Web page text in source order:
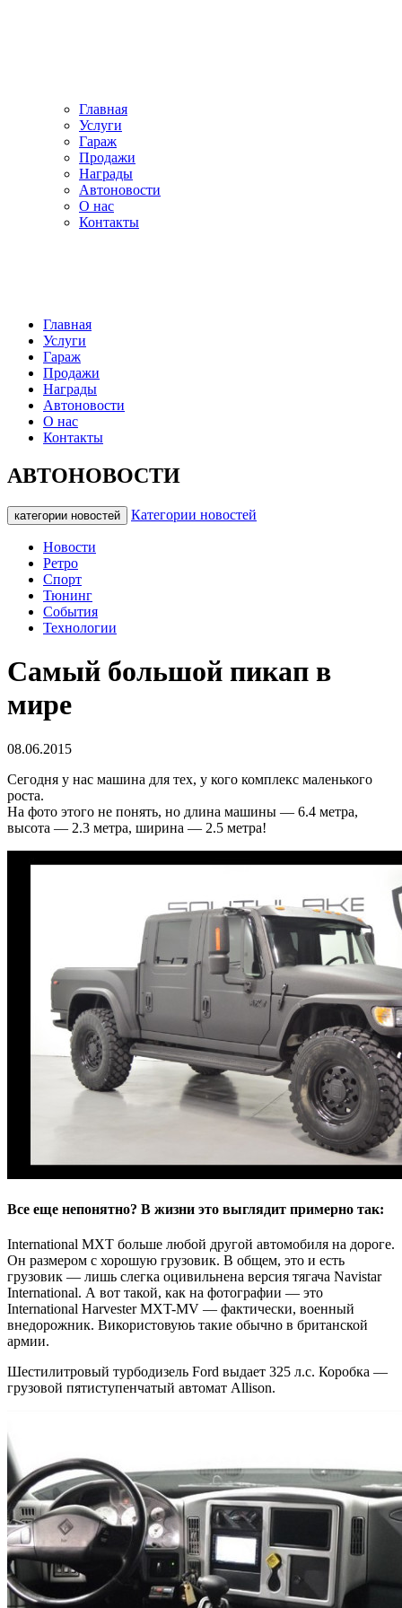
Главная
Услуги
Гараж
Продажи
Награды
Автоновости
О нас
Контакты
Главная
Услуги
Гараж
Продажи
Награды
Автоновости
О нас
Контакты
АВТОНОВОСТИ
категории новостей Категории новостей
Новости
Ретро
Спорт
Тюнинг
События
Технологии
Самый большой пикап в
мире
08.06.2015
Сегодня у нас машина для тех, у кого комплекс маленького
роста.
На фото этого не понять, но длина машины — 6.4 метра,
высота — 2.3 метра, ширина — 2.5 метра!
Все еще непонятно? В жизни это выглядит примерно так:
International MXT больше любой другой автомобиля на дороге.
Он размером с хорошую грузовик. В общем, это и есть
грузовик — лишь слегка оцивильнена версия тягача Navistar
International. А вот такой, как на фотографии — это
International Harvester MXT-MV — фактически, военный
внедорожник. Використовуюь такие обычно в британской
армии.
Шестилитровый турбодизель Ford выдает 325 л.с. Коробка —
грузовой пятиступенчатый автомат Allison.